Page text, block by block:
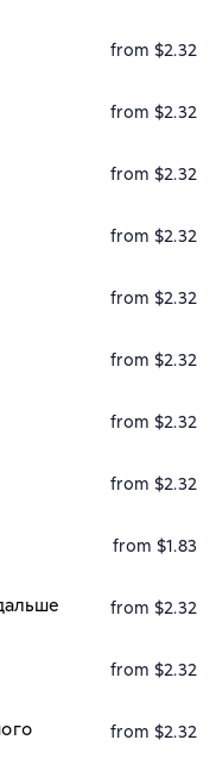
from $2.32
from $2.32
from $2.32
from $2.32
from $2.32
from $2.32
from $2.32
from $2.32
from $1.83
from $2.32
from $2.32
from $2.32